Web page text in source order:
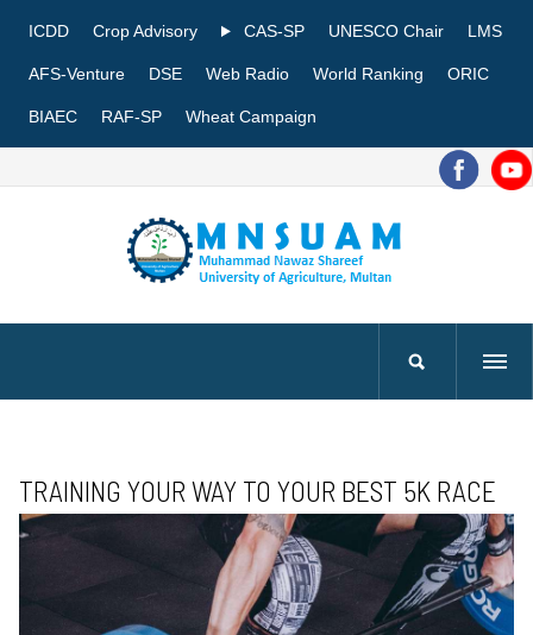
ICDD Crop Advisory CAS-SP UNESCO Chair LMS
AFS-Venture DSE Web Radio World Ranking ORIC
BIAEC RAF-SP Wheat Campaign
TRAINING YOUR WAY TO YOUR BEST 5K RACE